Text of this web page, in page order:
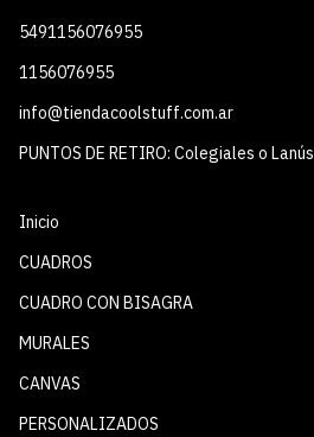
5491156076955
1156076955
info@tiendacoolstuff.com.ar
PUNTOS DE RETIRO: Colegiales o Lanús
Inicio
CUADROS
CUADRO CON BISAGRA
MURALES
CANVAS
PERSONALIZADOS